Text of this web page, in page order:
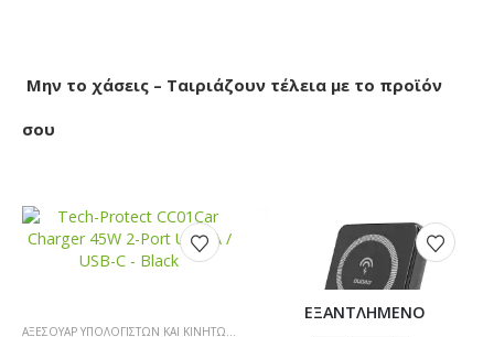
Μην το χάσεις – Ταιριάζουν τέλεια με το προϊόν
σου
ΑΞΕΣΟΥΆΡ ΥΠΟΛΟΓΙΣΤΏΝ ΚΑΙ ΚΙΝΗΤΏΝ
ΕΞΑΝΤΛΗΜΈΝΟ